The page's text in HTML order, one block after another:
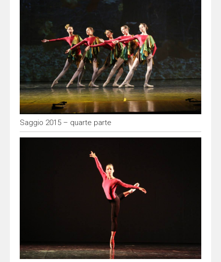
Saggio 2015 – quarte parte